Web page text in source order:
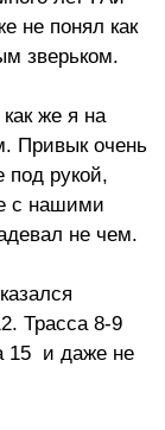
не понял как
зверьком.
же я на
Привык очень
под рукой,
с нашими
не чем.
Трасса 8-9
15 и даже не